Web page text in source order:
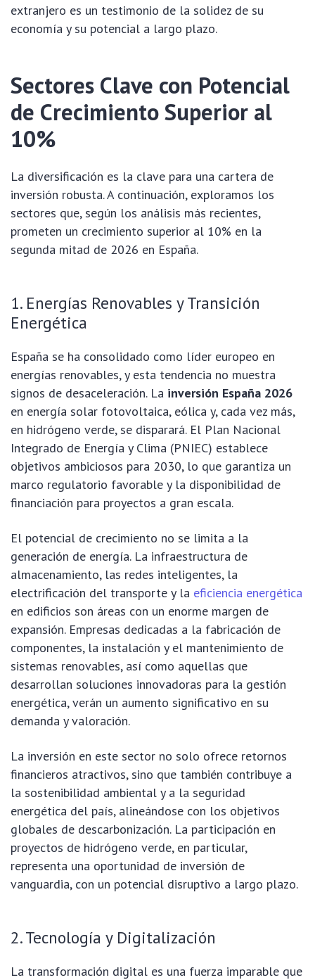
extranjero es un testimonio de la solidez de su
economía y su potencial a largo plazo.
Sectores Clave con Potencial
de Crecimiento Superior al
10%
La diversificación es la clave para una cartera de
inversión robusta. A continuación, exploramos los
sectores que, según los análisis más recientes,
prometen un crecimiento superior al 10% en la
segunda mitad de 2026 en España.
1. Energías Renovables y Transición
Energética
España se ha consolidado como líder europeo en
energías renovables, y esta tendencia no muestra
signos de desaceleración. La inversión España 2026
en energía solar fotovoltaica, eólica y, cada vez más,
en hidrógeno verde, se disparará. El Plan Nacional
Integrado de Energía y Clima (PNIEC) establece
objetivos ambiciosos para 2030, lo que garantiza un
marco regulatorio favorable y la disponibilidad de
financiación para proyectos a gran escala.
El potencial de crecimiento no se limita a la
generación de energía. La infraestructura de
almacenamiento, las redes inteligentes, la
electrificación del transporte y la eficiencia energética
en edificios son áreas con un enorme margen de
expansión. Empresas dedicadas a la fabricación de
componentes, la instalación y el mantenimiento de
sistemas renovables, así como aquellas que
desarrollan soluciones innovadoras para la gestión
energética, verán un aumento significativo en su
demanda y valoración.
La inversión en este sector no solo ofrece retornos
financieros atractivos, sino que también contribuye a
la sostenibilidad ambiental y a la seguridad
energética del país, alineándose con los objetivos
globales de descarbonización. La participación en
proyectos de hidrógeno verde, en particular,
representa una oportunidad de inversión de
vanguardia, con un potencial disruptivo a largo plazo.
2. Tecnología y Digitalización
La transformación digital es una fuerza imparable que